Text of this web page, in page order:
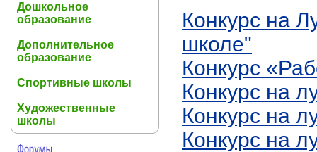
Дошкольное
образование
Дополнительное
образование
Спортивные школы
Художественные
школы
Конкурс на
школе"
Конкурс
Конкурс на
Конкурс на
Конкурс на